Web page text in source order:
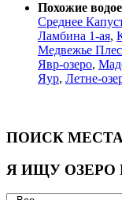
Похожие
Среднее
Ламбина 1-ая,
Медвежье
Явр-озеро,
Яур, Летне-
ПОИСК
Я ИЩУ ОЗЕРО